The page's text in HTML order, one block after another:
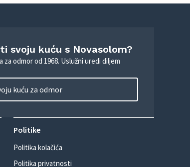
svoju kuću s Novasolom?
za odmor od 1968. Uslužni uredi diljem
kuću za odmor
Politike
Politika kolačića
Politika privatnosti